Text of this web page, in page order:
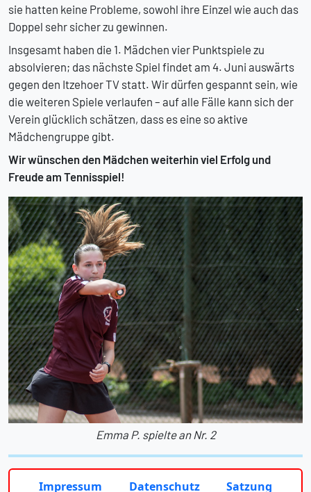
sie hatten keine Probleme, sowohl ihre Einzel wie auch das
Doppel sehr sicher zu gewinnen.
Insgesamt haben die 1. Mädchen vier Punktspiele zu
absolvieren; das nächste Spiel findet am 4. Juni auswärts
gegen den Itzehoer TV statt. Wir dürfen gespannt sein, wie
die weiteren Spiele verlaufen – auf alle Fälle kann sich der
Verein glücklich schätzen, dass es eine so aktive
Mädchengruppe gibt.
Wir wünschen den Mädchen weiterhin viel Erfolg und
Freude am Tennisspiel!
Emma P. spielte an Nr. 2
Impressum Datenschutz Satzung